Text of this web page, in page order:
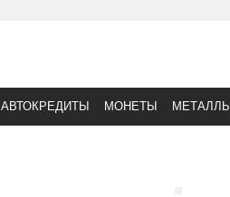
АВТОКРЕДИТЫ МОНЕТЫ МЕТАЛЛЫ